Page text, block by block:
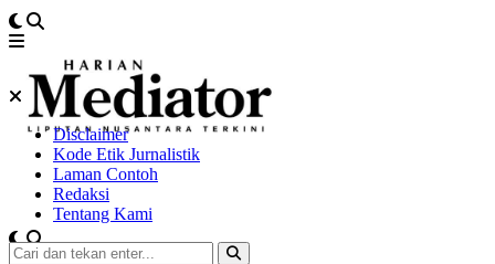
Disclaimer
Kode Etik Jurnalistik
Laman Contoh
Redaksi
Tentang Kami